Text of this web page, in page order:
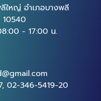
ใหญ่ อำเภอบางพลี
10540
- 17:00 น.
, 02-346-5419-20